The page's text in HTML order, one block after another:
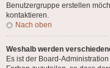
Benutzergruppe erstellen
kontaktieren.
Nach oben
Weshalb werden
Es ist der Board-